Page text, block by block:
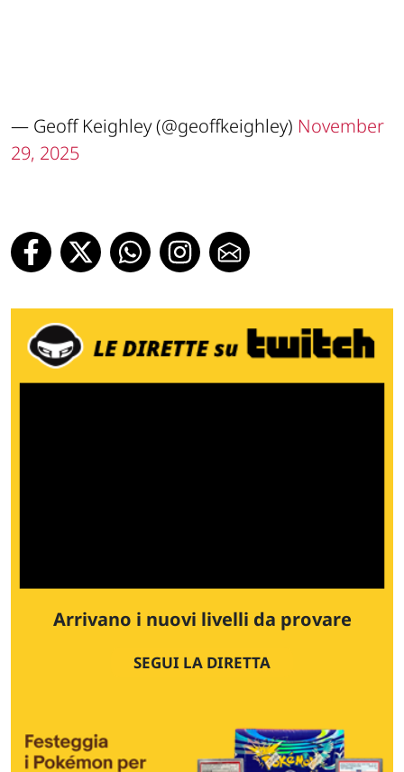
— Geoff Keighley (@geoffkeighley) November
29, 2025
Arrivano i nuovi livelli da provare
SEGUI LA DIRETTA